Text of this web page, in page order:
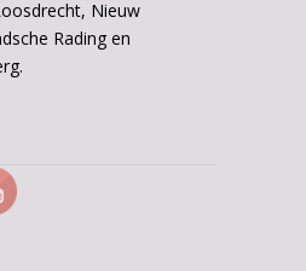
Nieuw
Rading en